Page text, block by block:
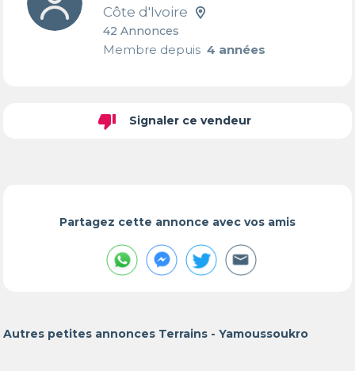
Côte d'Ivoire
42 Annonces
Membre depuis4 années
thumb_down Signaler ce vendeur
Partagez cette annonce avec vos amis
Autres petites annonces Terrains - Yamoussoukro